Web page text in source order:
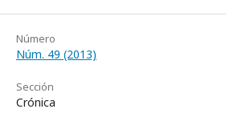
Número
Núm. 49 (2013)
Sección
Crónica